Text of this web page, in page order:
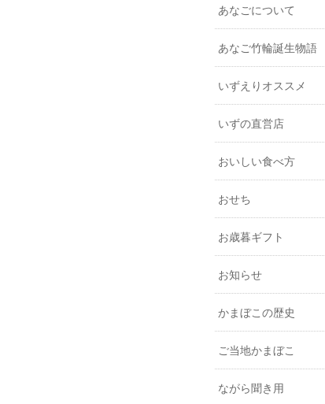
あなごについて
あなご竹輪誕生物語
いずえりオススメ
いずの直営店
おいしい食べ方
おせち
お歳暮ギフト
お知らせ
かまぼこの歴史
ご当地かまぼこ
ながら聞き用